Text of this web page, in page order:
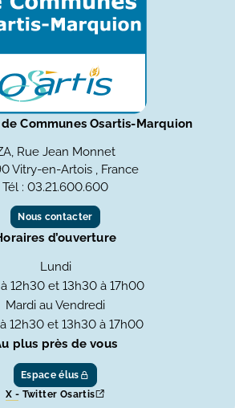
Communes Osartis-Marquion
Rue Jean Monnet
Vitry-en-Artois , France
Tél : 03.21.600.600
Nous contacter
d’ouverture
Lundi
12h30 et 13h30 à 17h00
Mardi au Vendredi
12h30 et 13h30 à 17h00
plus près de vous
Espace élus
X - Twitter Osartis